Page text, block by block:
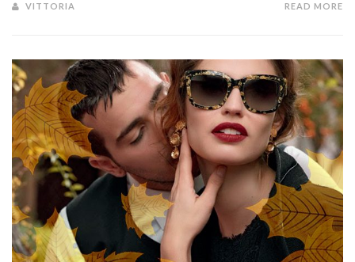
VITTORIA READ MORE